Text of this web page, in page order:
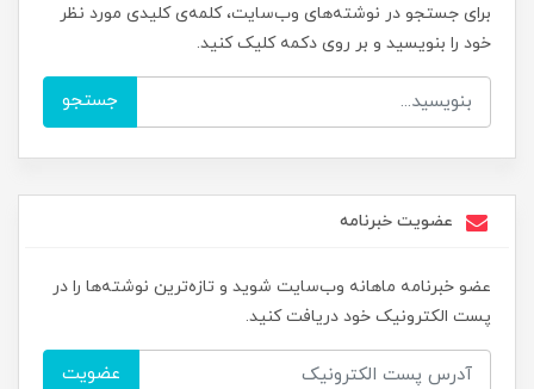
برای جستجو در نوشته‌های وب‌سایت، کلمه‌ی کلیدی مورد نظر
خود را بنویسید و بر روی دکمه کلیک کنید.
جستجو
عضویت خبرنامه
عضو خبرنامه ماهانه وب‌سایت شوید و تازه‌ترین نوشته‌ها را در
پست الکترونیک خود دریافت کنید.
عضویت